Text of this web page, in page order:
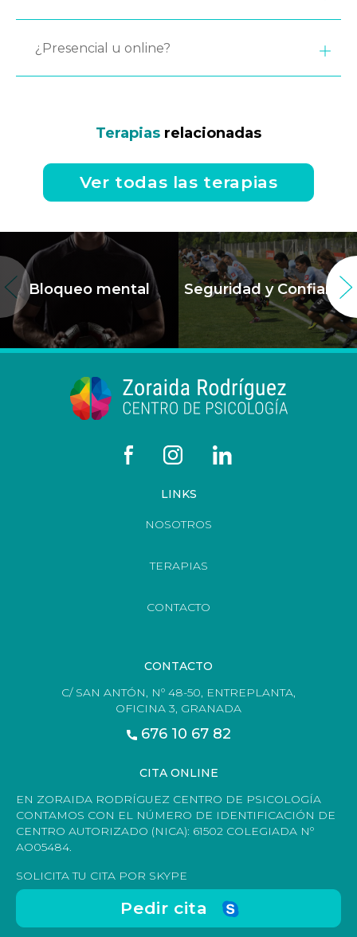
¿Presencial u online?
Terapias relacionadas
Bloqueo mental Seguridad y Confianza
Ver todas las terapias
LINKS
NOSOTROS
TERAPIAS
CONTACTO
CONTACTO
C/ SAN ANTÓN, Nº 48-50, ENTREPLANTA,
OFICINA 3, GRANADA
676 10 67 82
CITA ONLINE
EN ZORAIDA RODRÍGUEZ CENTRO DE PSICOLOGÍA
CONTAMOS CON EL NÚMERO DE IDENTIFICACIÓN DE
CENTRO AUTORIZADO (NICA): 61502 COLEGIADA Nº
AO05484.
SOLICITA TU CITA POR SKYPE
Pedir cita